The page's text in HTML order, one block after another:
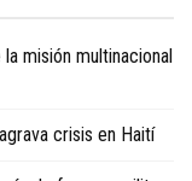
English
misión multinacional
crisis en Haití